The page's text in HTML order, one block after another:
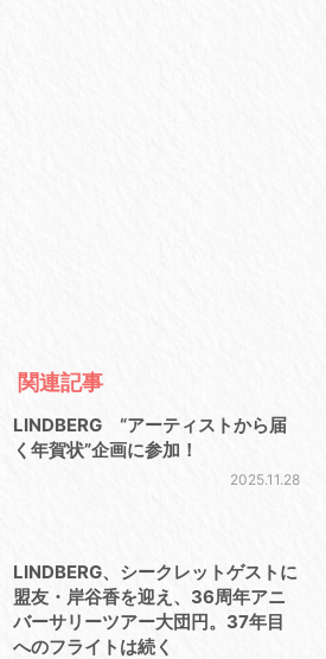
関連記事
LINDBERG “アーティストから届
く年賀状”企画に参加！
2025.11.28
LINDBERG、シークレットゲストに
盟友・岸谷香を迎え、36周年アニ
バーサリーツアー大団円。37年目
へのフライトは続く